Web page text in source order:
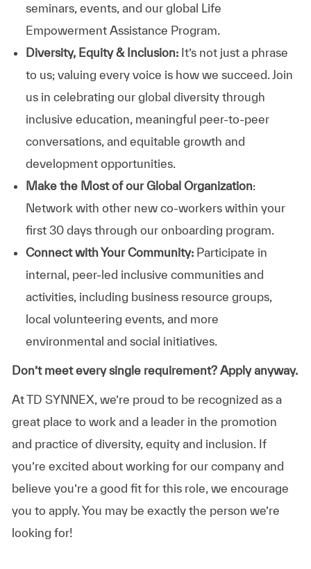
seminars, events, and our global Life
Empowerment Assistance Program.
Diversity, Equity & Inclusion: It’s not just a phrase
to us; valuing every voice is how we succeed. Join
us in celebrating our global diversity through
inclusive education, meaningful peer-to-peer
conversations, and equitable growth and
development opportunities.
Make the Most of our Global Organization:
Network with other new co-workers within your
first 30 days through our onboarding program.
Connect with Your Community:Participate in
internal, peer-led inclusive communities and
activities, including business resource groups,
local volunteering events, and more
environmental and social initiatives.
Don’t meet every single requirement? Apply anyway.
At TD SYNNEX, we’re proud to be recognized as a
great place to work and a leader in the promotion
and practice of diversity, equity and inclusion. If
you’re excited about working for our company and
believe you’re a good fit for this role, we encourage
you to apply. You may be exactly the person we’re
looking for!